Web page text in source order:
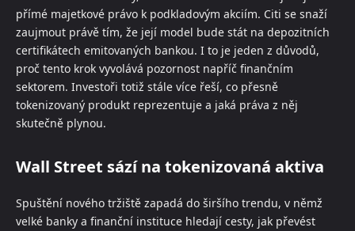
přímé majetkové právo k podkladovým akciím. Citi se snaží
zaujmout právě tím, že její model bude stát na depozitních
certifikátech emitovaných bankou. I to je jeden z důvodů,
proč tento krok vyvolává pozornost napříč finančním
sektorem. Investoři totiž stále více řeší, co přesně
tokenizovaný produkt reprezentuje a jaká práva z něj
skutečně plynou.
Wall Street sází na tokenizovaná aktiva
Spuštění nového tržiště zapadá do širšího trendu, v němž
velké banky a finanční instituce hledají cesty, jak převést